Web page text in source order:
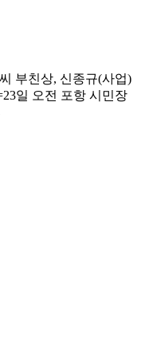
부친상, 신종규(사업)
일 오전 포항 시민장